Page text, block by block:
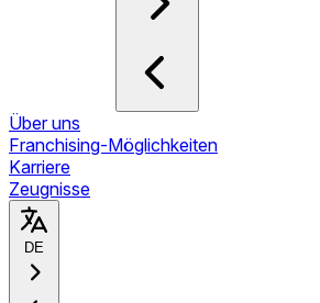
Über uns
Franchising-Möglichkeiten
Karriere
Zeugnisse
DE